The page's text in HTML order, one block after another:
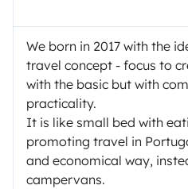
We born in 2017 with the
travel concept - focus to
with the basic but with
practicality.
It is like small bed with
promoting travel in
and economical way,
campervans.